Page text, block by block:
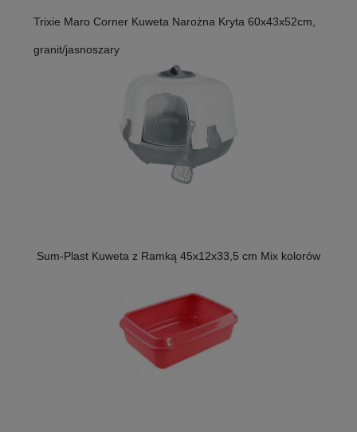
Trixie Maro Corner Kuweta Narożna Kryta 60x43x52cm,
granit/jasnoszary
Sum-Plast Kuweta z Ramką 45x12x33,5 cm Mix kolorów